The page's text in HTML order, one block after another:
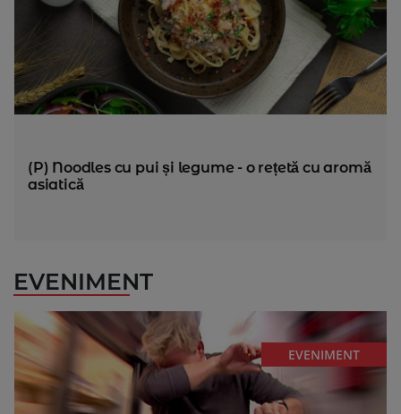
(P) Noodles cu pui și legume - o rețetă cu aromă
asiatică
EVENIMENT
EVENIMENT